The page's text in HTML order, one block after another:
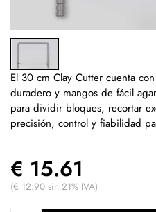
El 30 cm Clay Cutter cuenta
duradero y mangos de fácil
para dividir bloques, recortar
precisión, control y fiabilidad
€ 15.61
(€ 12.90 sin 21% IVA)